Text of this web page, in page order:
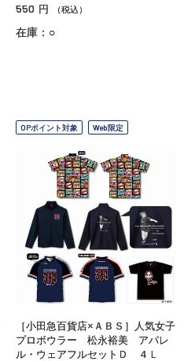
550 円 （税込）
在庫：○
OPポイント対象 Web限定
［小田急百貨店×ＡＢＳ］人気女子
プロボウラー 松永裕美 アパレ
ル・ウェアフルセットＤ ４Ｌ